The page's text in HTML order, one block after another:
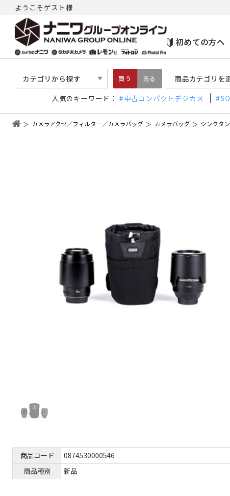
ようこそゲスト様
初めての方へ
カテゴリから探す 買う 売る 商品カテゴリを
人気のキーワード： 中古コンパクトデジカメ
カメラアクセ／フィルター／カメラバッグ カメラバッグ シンクタ
商品コード
0874530000546
商品種別
新品